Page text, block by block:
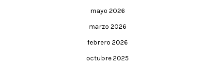
mayo 2026
marzo 2026
febrero 2026
octubre 2025